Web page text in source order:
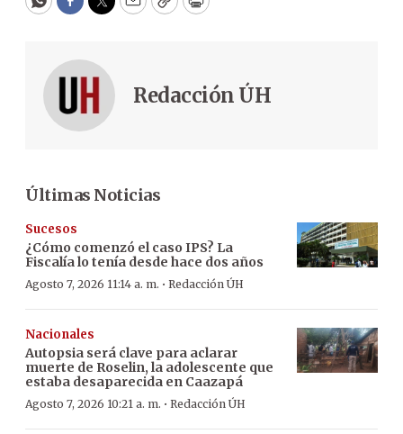
WhatsApp
Facebook
Twitter
EmailCopyPrint
Redacción ÚH
Últimas Noticias
Sucesos
¿Cómo comenzó el caso IPS? La
Fiscalía lo tenía desde hace dos años
Agosto 7, 2026 11:14 a. m. · Redacción ÚH
Nacionales
Autopsia será clave para aclarar
muerte de Roselin, la adolescente que
estaba desaparecida en Caazapá
Agosto 7, 2026 10:21 a. m. · Redacción ÚH